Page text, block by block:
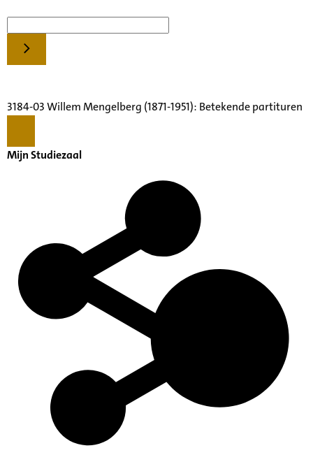
3184-03 Willem Mengelberg (1871-1951): Betekende partituren
Mijn Studiezaal